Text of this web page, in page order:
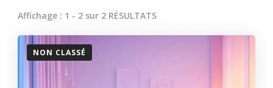
Affichage : 1 - 2 sur 2 RÉSULTATS
NON CLASSÉ